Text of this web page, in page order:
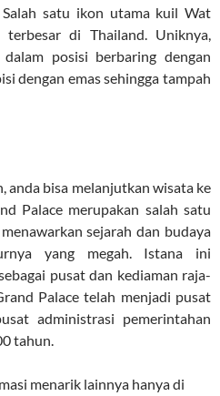
Salah satu ikon utama kuil Wat
di Thailand. Uniknya,
posisi berbaring dengan
dengan emas sehingga tampah
anda bisa melanjutkan wisata ke
Palace merupakan salah satu
sejarah dan budaya
yang megah. Istana ini
pusat dan kediaman raja-
Palace telah menjadi pusat
administrasi pemerintahan
tahun.
menarik lainnya hanya di